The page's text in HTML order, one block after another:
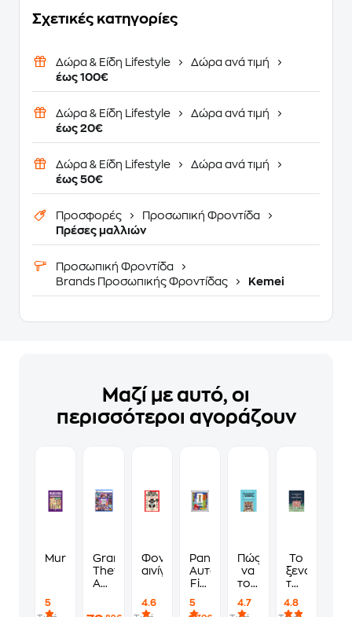
Σχετικές κατηγορίες
Δώρα & Είδη Lifestyle
Δώρα ανά τιμή
έως 100€
Δώρα & Είδη Lifestyle
Δώρα ανά τιμή
έως 20€
Δώρα & Είδη Lifestyle
Δώρα ανά τιμή
έως 50€
Προσφορές
Προσωπική Φροντίδα
Πρέσες μαλλιών
Προσωπική Φροντίδα
Brands Προσωπικής Φροντίδας
Kemei
Μαζί με αυτό, οι
περισσότεροι αγοράζουν
Murdoku
5
Grand
Theft
Auto
Standard
Φονικά
αινίγματα
4.6
Panini
Αυτοκόλλητα
Fifa
Cup
5
Πώς
να
τους
να
4.7
Το
ξενοδοχείο
των
4.8